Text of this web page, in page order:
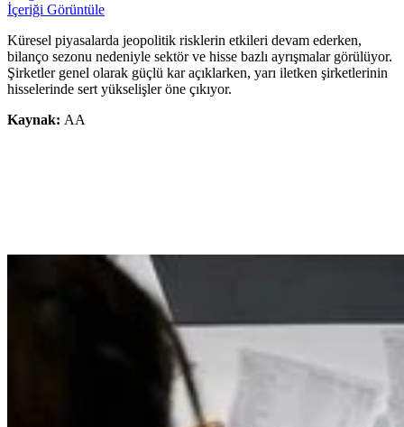
İçeriği Görüntüle
Küresel piyasalarda jeopolitik risklerin etkileri devam ederken,
bilanço sezonu nedeniyle sektör ve hisse bazlı ayrışmalar görülüyor.
Şirketler genel olarak güçlü kar açıklarken, yarı iletken şirketlerinin
hisselerinde sert yükselişler öne çıkıyor.
Kaynak: AA